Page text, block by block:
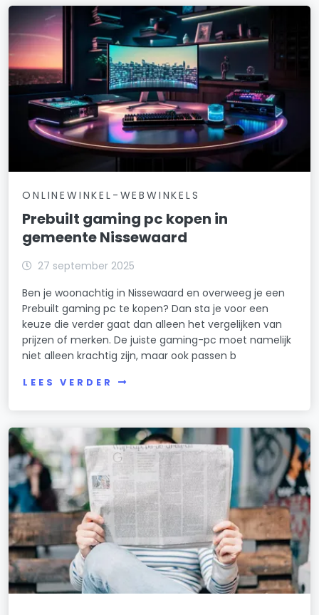
ONLINEWINKEL-WEBWINKELS
Prebuilt gaming pc kopen in
gemeente Nissewaard
27 september 2025
Ben je woonachtig in Nissewaard en overweeg je een
Prebuilt gaming pc te kopen? Dan sta je voor een
keuze die verder gaat dan alleen het vergelijken van
prijzen of merken. De juiste gaming-pc moet namelijk
niet alleen krachtig zijn, maar ook passen b
LEES VERDER